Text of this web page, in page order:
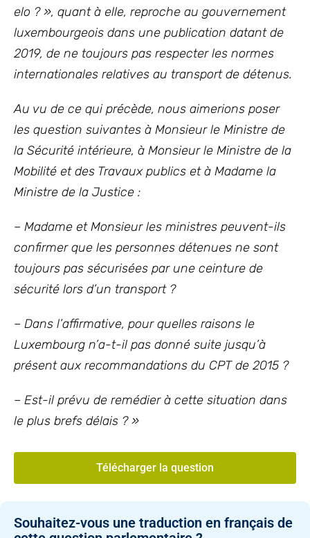
elo ? », quant à elle, reproche au gouvernement
luxembourgeois dans une publication datant de
2019, de ne toujours pas respecter les normes
internationales relatives au transport de détenus.
Au vu de ce qui précède, nous aimerions poser
les question suivantes à Monsieur le Ministre de
la Sécurité intérieure, à Monsieur le Ministre de la
Mobilité et des Travaux publics et à Madame la
Ministre de la Justice :
– Madame et Monsieur les ministres peuvent-ils
confirmer que les personnes détenues ne sont
toujours pas sécurisées par une ceinture de
sécurité lors d’un transport ?
– Dans l’affirmative, pour quelles raisons le
Luxembourg n’a-t-il pas donné suite jusqu’à
présent aux recommandations du CPT de 2015 ?
– Est-il prévu de remédier à cette situation dans
le plus brefs délais ? »
Télécharger la question
Souhaitez-vous une traduction en français de